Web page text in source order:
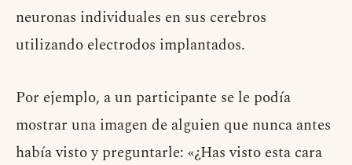
neuronas individuales en sus cerebros
utilizando electrodos implantados.
Por ejemplo, a un participante se le podía
mostrar una imagen de alguien que nunca antes
había visto y preguntarle: «¿Has visto esta cara